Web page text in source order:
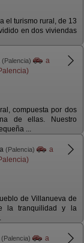
el turismo rural, de 13
en dos viviendas
(Palencia)
a
compuesta por dos
de ellas. Nuestro
...
(Palencia)
a
de Villanueva de
la tranquilidad y la
(Palencia)
a